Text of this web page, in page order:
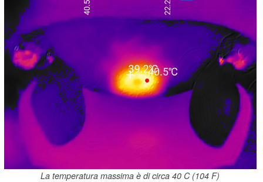
La temperatura massima è di circa 40 C (104 F)